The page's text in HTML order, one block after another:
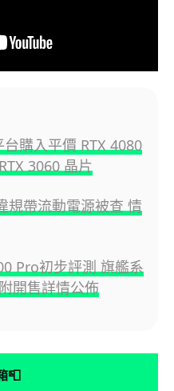
購入平價 RTX 4080
3060 晶片
規帶流動電源被查 情
Pro初步評測 旗艦系
開售詳情公佈
📮